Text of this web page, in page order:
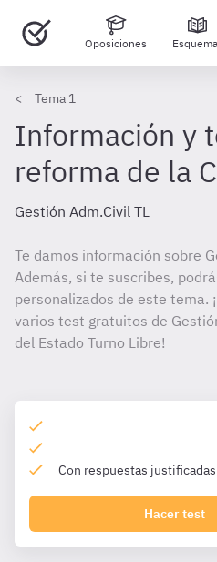
Oposiciones
Tema 1
Información y
reforma de la
Gestión Adm.Civil TL
Te damos información sobre
Además, si te suscribes,
personalizados de este tema.
varios test gratuitos de
del Estado Turno Libre!
Con respuestas justificadas
Hacer test